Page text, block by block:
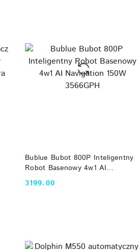
Bublue Bubot 800P Inteligentny
Robot Basenowy 4w1 AI
Navigation 150W 3566GPH
Cena:
3199.00
DO KOSZYKA